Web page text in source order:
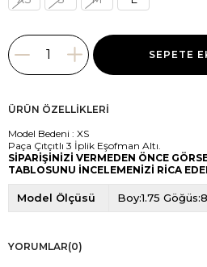
ÜRÜN ÖZELLIKLERI
Model Bedeni : XS
Paça Çıtçıtlı 3 İplik Eşofman Altı.
SİPARİŞİNİZİ VERMEDEN ÖNCE
TABLOSUNU İNCELEMENİZİ RİCA
Model Ölçüsü Boy:1.75
YORUMLAR(0)